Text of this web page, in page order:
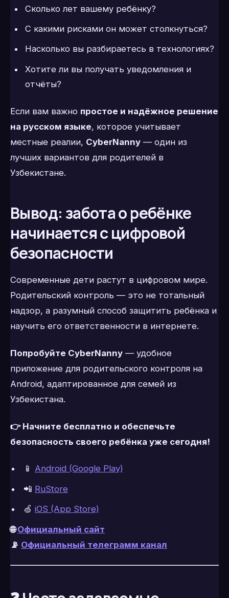
Сколько лет вашему ребёнку?
С какими рисками он может столкнуться?
Насколько вы разбираетесь в технологиях?
Хотите ли вы получать уведомления и
отчёты?
Если вам важно простое и надёжное решение
на русском языке, которое учитывает
местные реалии, CyberNanny — один из
лучших вариантов для родителей в
Узбекистане.
Вывод: забота о ребёнке
начинается с цифровой
безопасности
Современные дети растут в цифровом мире.
Родительский контроль — это не тотальный
надзор, а разумный способ защитить ребёнка и
научить его ответственности в интернете.
Попробуйте CyberNanny — удобное
приложение для родительского контроля на
Android, адаптированное для семей из
Узбекистана.
👉 Начните бесплатно и обеспечьте
безопасность своего ребёнка уже сегодня!
📱 Android (Google Play)
📲 RuStore
🍏 iOS (App Store)
🌐Официальный сайт
📡 Официальный телеграмм канал